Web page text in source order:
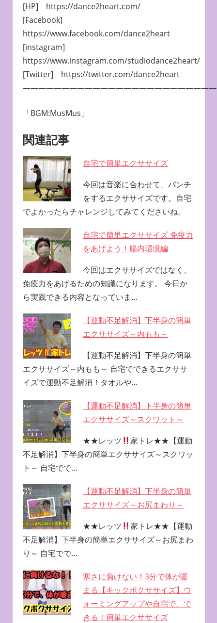
[HP] https://dance2heart.com/
[Facebook]
https://www.facebook.com/dance2heart
[instagram]
https://www.instagram.com/studiodance2heart/
[Twitter] https://twitter.com/dance2heart
「BGM:MusMus」
関連記事
自宅で簡単エクササイズ
今回は音楽に合わせて、パンチ
をするエクササイズです。自宅
でよかったらチャレンジしてみてくださいね。
自宅で簡単エクササイズ 免疫力
をあげよう！腸内環境編
今回はエクササイズではなく、
免疫力をあげるための知識になります。 今日か
ら実践できる内容となっていま…
【運動不足解消】下半身の簡単
エクササイズ～内もも～
【運動不足解消】下半身の簡単
エクササイズ～内もも～ 自宅でできるエクササ
イズで運動不足解消！タオルや…
【運動不足解消】下半身の簡単
エクササイズ～スクワット～
★★レッツ
家トレ★★【運動
不足解消】下半身の簡単エクササイズ～スクワッ
ト～ 自宅でで…
【運動不足解消】下半身の簡単
エクササイズ～お尻まわり～
★★レッツ
家トレ★★【運動
不足解消】下半身の簡単エクササイズ～お尻まわ
り～ 自宅でで…
寒さに負けない！3分で体が暖
まる【キックボクササイズ】ウ
ォーミングアップや自宅で、で
きる！簡単エクササイズ